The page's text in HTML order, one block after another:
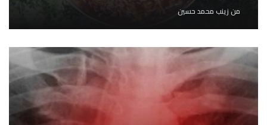
من زينب محمد حسين